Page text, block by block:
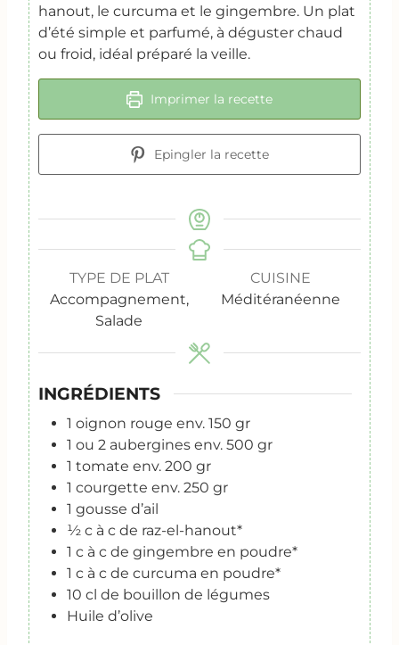
hanout, le curcuma et le gingembre. Un plat
d’été simple et parfumé, à déguster chaud
ou froid, idéal préparé la veille.
Imprimer la recette
Epingler la recette
TYPE DE PLAT
Accompagnement,
Salade
CUISINE
Méditéranéenne
INGRÉDIENTS
1 oignon rouge env. 150 gr
1 ou 2 aubergines env. 500 gr
1 tomate env. 200 gr
1 courgette env. 250 gr
1 gousse d’ail
½ c à c de raz-el-hanout*
1 c à c de gingembre en poudre*
1 c à c de curcuma en poudre*
10 cl de bouillon de légumes
Huile d’olive